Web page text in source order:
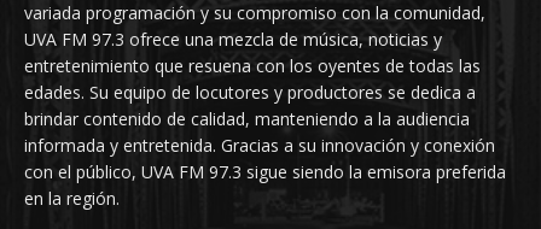
variada programación y su compromiso con la comunidad,
UVA FM 97.3 ofrece una mezcla de música, noticias y
entretenimiento que resuena con los oyentes de todas las
edades. Su equipo de locutores y productores se dedica a
brindar contenido de calidad, manteniendo a la audiencia
informada y entretenida. Gracias a su innovación y conexión
con el público, UVA FM 97.3 sigue siendo la emisora preferida
en la región.